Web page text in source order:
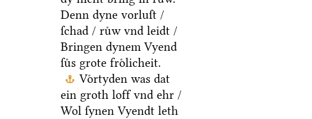
Denn dyne vorluſt /
ſchad / ruͤw vnd leidt /
Bringen dynem Vyend
ſuͤs grote froͤlicheit.
Voͤrtyden was dat
ein groth loff vnd ehr /
Wol ſynen Vyendt leth